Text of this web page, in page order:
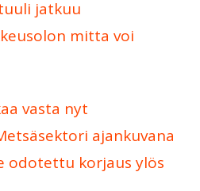
jatkuu
mitta voi
vasta nyt
ajankuvana
odotettu korjaus ylös